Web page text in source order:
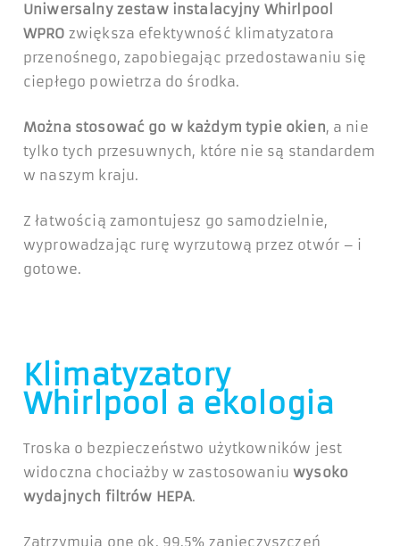
Uniwersalny zestaw instalacyjny Whirlpool
WPRO zwiększa efektywność klimatyzatora
przenośnego, zapobiegając przedostawaniu się
ciepłego powietrza do środka.
Można stosować go w każdym typie okien, a nie
tylko tych przesuwnych, które nie są standardem
w naszym kraju.
Z łatwością zamontujesz go samodzielnie,
wyprowadzając rurę wyrzutową przez otwór – i
gotowe.
Klimatyzatory
Whirlpool a ekologia
Troska o bezpieczeństwo użytkowników jest
widoczna chociażby w zastosowaniuwysoko
wydajnych filtrów HEPA.
Zatrzymują one ok. 99,5% zanieczyszczeń